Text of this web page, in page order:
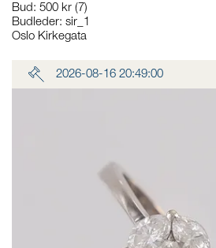
Bud: 500 kr (7)
Budleder: sir_1
Oslo Kirkegata
2026-08-16 20:49:00